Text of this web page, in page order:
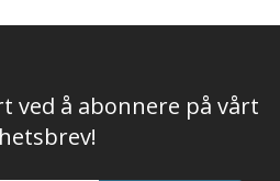
ved å abonnere på vårt